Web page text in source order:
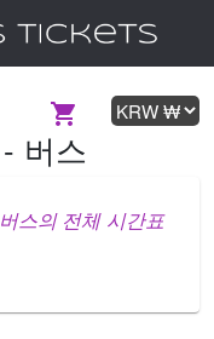
버스
스의 전체 시간표